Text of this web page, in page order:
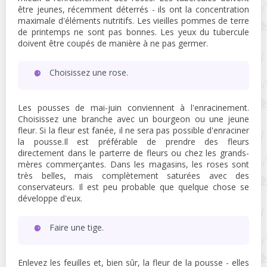
être jeunes, récemment déterrés - ils ont la concentration
maximale d'éléments nutritifs. Les vieilles pommes de terre
de printemps ne sont pas bonnes. Les yeux du tubercule
doivent être coupés de manière à ne pas germer.
Choisissez une rose.
Les pousses de mai-juin conviennent à l'enracinement.
Choisissez une branche avec un bourgeon ou une jeune
fleur. Si la fleur est fanée, il ne sera pas possible d'enraciner
la pousse.Il est préférable de prendre des fleurs
directement dans le parterre de fleurs ou chez les grands-
mères commerçantes. Dans les magasins, les roses sont
très belles, mais complètement saturées avec des
conservateurs. Il est peu probable que quelque chose se
développe d'eux.
Faire une tige.
Enlevez les feuilles et, bien sûr, la fleur de la pousse - elles